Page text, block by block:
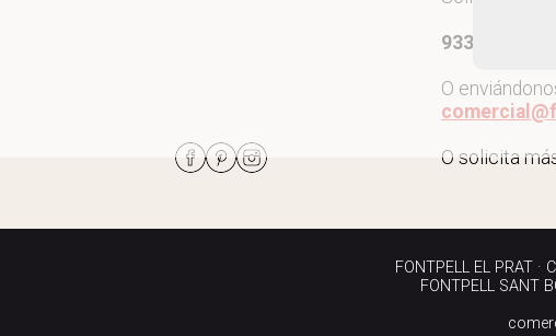
933 790 040
O
O solicita
FONTPELL EL PRAT ·
FONTPELL SANT